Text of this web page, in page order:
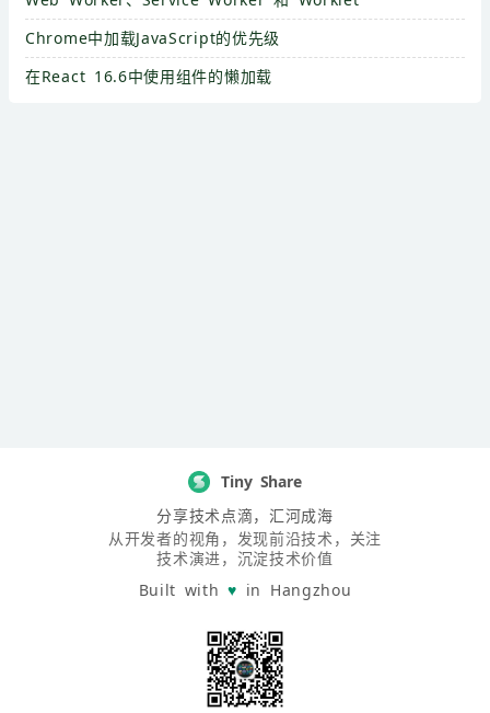
Chrome中加载JavaScript的优先级
在React 16.6中使用组件的懒加载
Tiny Share
分享技术点滴，汇河成海
从开发者的视角，发现前沿技术，关注
技术演进，沉淀技术价值
Built with♥ in Hangzhou